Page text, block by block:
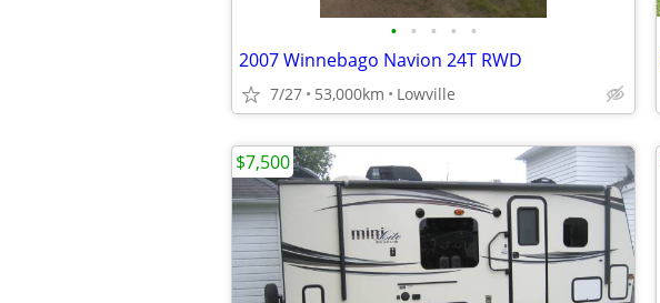
• • • • •
2007 Winnebago Navion 24T RWD
7/27 53,000km Lowville
$7,500